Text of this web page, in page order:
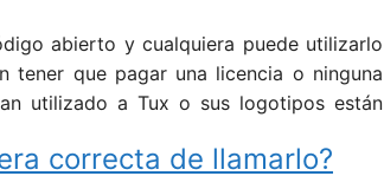
abierto y cualquiera puede utilizarlo
tener que pagar una licencia o ninguna
utilizado a Tux o sus logotipos están
correcta de llamarlo?